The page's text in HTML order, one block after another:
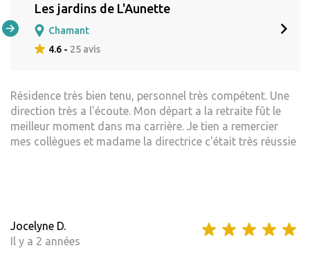
Les jardins de L'Aunette
Chamant
4.6 - 25 avis
Résidence très bien tenu, personnel très compétent. Une
direction très a l'écoute. Mon départ a la retraite fût le
meilleur moment dans ma carrière. Je tien a remercier
mes collègues et madame la directrice c'était très réussie
Jocelyne D.
Il y a 2 années